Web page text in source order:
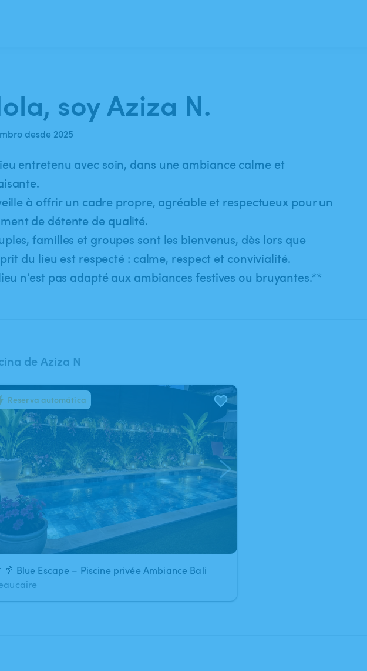
soy Aziza N.
desde 2025
entretenu avec soin, dans une ambiance calme et
à offrir un cadre propre, agréable et respectueux pour un
de détente de qualité.
familles et groupes sont les bienvenus, dès lors que
du lieu est respecté : calme, respect et convivialité.
n’est pas adapté aux ambiances festives ou bruyantes.**
de Aziza N
4
🌴 Blue Escape – Piscine privée Ambiance Bali
Reserva automática